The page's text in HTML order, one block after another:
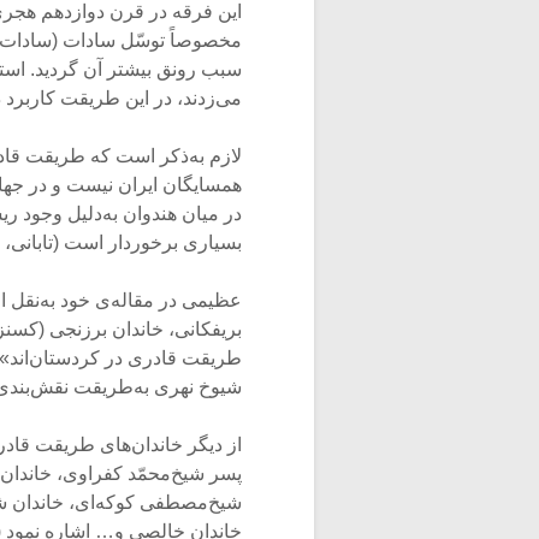
این فرقه در قرن دوازدهم
مخصوصاً توسّل سادات (سادات
سبب رونق بیشتر آن گردید.
می‌زدند، در این طریقت کاربرد دارد
لازم به‌ذکر است که طریقت
همسایگان ایران نیست و در
در میان هندوان به‌دلیل وجود
بسیاری برخوردار است (تابانی، ۱۳۸۰: ۳۸۴).
عظیمی در مقاله‌ی خود به‌نقل
طریقت قادری در
شیوخ نهری به‌طریقت نقش‌بندی
از دیگر خاندان‌های طریقت
شیخ‌مصطفی کوکه‌ای، خاندان
خاندان خالصی و… اشاره نمود (توکّلی،